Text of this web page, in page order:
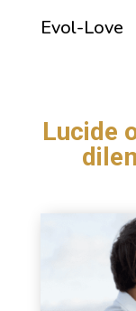
Evol-Love
Lucide